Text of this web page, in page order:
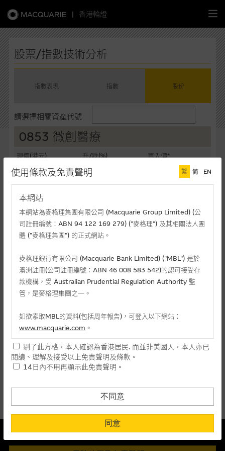
| 香港輪證
牛熊證
選股攻略
中資股票專頁
麥格理投資教室
關於我們
股票/指數技術分析
指數表現 指數 股份
請選擇相關資產代號
0853 微創醫療
現價(港元)
升/跌(%)
買入價*
相關圖表
相關認股證/牛熊證
認購 認沽 牛證
編號 相關資產 行使價 價格 升/跌(%)
15910 微創醫療(認購) 9.358 0.148 +12.12
最後更新時間:07-08-2026 16:20 (15分鐘延遲)
使用條款及免責聲明 繁 简 EN
本網站
本網站為麥格理集團有限公司 (Macquarie Group Limited) (公
司註冊編號：ABN 94 122 169 279) (”麥格理”) 及其相關法人團
體 (”麥格理集團”) 的正式網站。
麥格理銀行有限公司 (Macquarie Bank Limited) ("MBL") 是於
澳洲註冊(公司註冊編號：ABN 46 008 583 542)的認可接受存
款機構，受 Australian Prudential Regulation Authority 監
管，是麥格理集團之一。
如欲索取MBL的資料(包括周年報告)，可登入以下網站：
www.macquarie.com 。
本網站所載資料會隨時更改，而不作另行通知，如閣下欲取麥格
理的資料，可直接聯絡本集團職員。
民使用，並不提供或發售予美國人。本網站內容無意要約或唆使
閣下購買證券、基金單位或其他投資工具(不論在參考條款上或在
其他地方)，但清楚表明上述意圖的個別段落則屬例外。
提供網站內容的基準 – 使用時請考慮個人風險
剔了此方格，本人確認為香港居民. 而並非美國人，本人亦已
閱讀、理解及接受以上免責聲明及條款。
14日內不用再顯示此免責聲明。
不同意
同意
此內容來自我們在所示日期時認為可靠之來源，且均以真誠提供。然